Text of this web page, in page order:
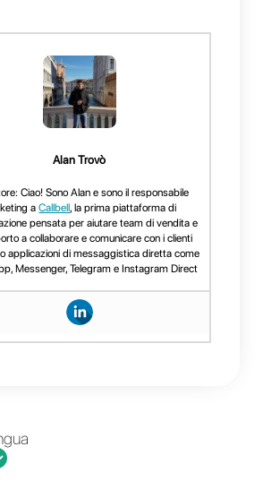
il grande volume di
che ricevi
Con
in grado di fare tutto ciò
la piattaforma ha molte
speciali per i team di
e supporto e rendono la
strategia di servizio proattiva
migliori.
puoi sfruttarlo insieme alla
di comunicazione